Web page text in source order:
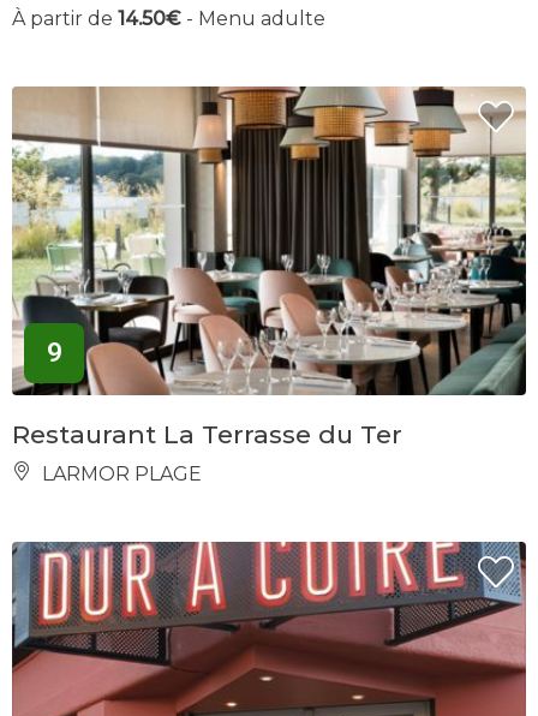
À partir de 14.50€ - Menu adulte
9
Restaurant La Terrasse du Ter
LARMOR PLAGE